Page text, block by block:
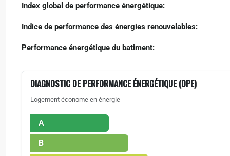
Index global de performance énergétique:
Indice de performance des énergies renouvelables:
Performance énergétique du batiment:
DIAGNOSTIC DE PERFORMANCE ÉNERGÉTIQUE (DPE)
Logement économe en énergie
A
B